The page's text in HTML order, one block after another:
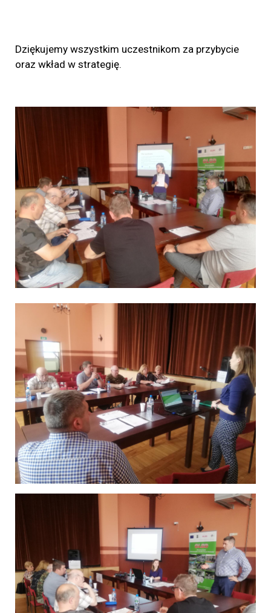
Dziękujemy wszystkim uczestnikom za przybycie
oraz wkład w strategię.